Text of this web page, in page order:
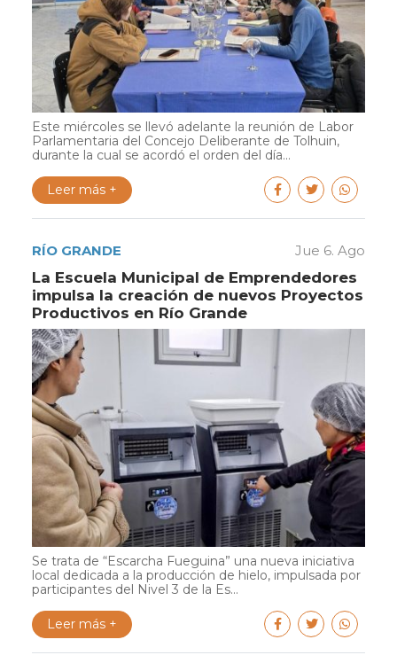
Este miércoles se llevó adelante la reunión de Labor
Parlamentaria del Concejo Deliberante de Tolhuin,
durante la cual se acordó el orden del día...
Leer más +
RÍO GRANDE Jue 6. Ago
La Escuela Municipal de Emprendedores
impulsa la creación de nuevos Proyectos
Productivos en Río Grande
Se trata de “Escarcha Fueguina” una nueva iniciativa
local dedicada a la producción de hielo, impulsada por
participantes del Nivel 3 de la Es...
Leer más +